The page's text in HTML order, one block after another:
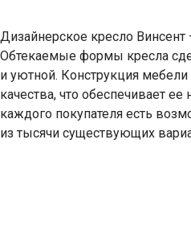
Дизайнерское кресло Винсент
Обтекаемые формы кресла
и уютной. Конструкция
качества, что обеспечивает
каждого покупателя есть
из тысячи существующих